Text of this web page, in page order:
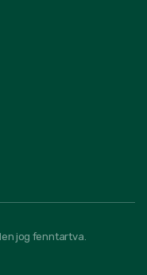
jog fenntartva.